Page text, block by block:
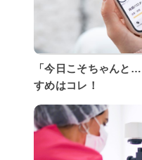
「今日こそちゃんと
すめはコレ！